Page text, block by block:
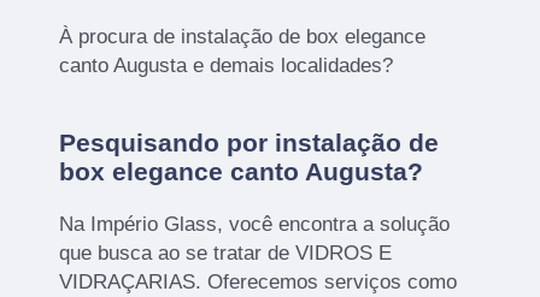
À procura de instalação de box elegance
canto Augusta e demais localidades?
Pesquisando por instalação de
box elegance canto Augusta?
Na Império Glass, você encontra a solução
que busca ao se tratar de VIDROS E
VIDRAÇARIAS. Oferecemos serviços como